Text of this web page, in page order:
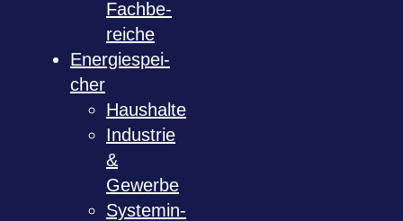
Fach­be­
rei­che
Ener­gie­spei­
cher
Haus­halte
Indus­trie
&
Gewerbe
Sys­tem­in­